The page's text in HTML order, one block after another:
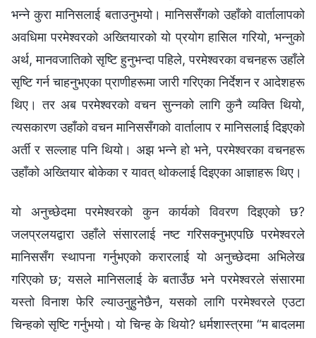
भन्‍ने कुरा मानिसलाई बताउनुभयो। मानिससँगको उहाँको वार्तालापको
अवधिमा परमेश्‍वरको अख्तियारको यो प्रयोग हासिल गरियो, भन्‍नुको
अर्थ, मानवजातिको सृष्टि हुनुभन्दा पहिले, परमेश्‍वरका वचनहरू उहाँले
सृष्टि गर्न चाहनुभएका प्राणीहरूमा जारी गरिएका निर्देशन र आदेशहरू
थिए। तर अब परमेश्‍वरको वचन सुन्‍नको लागि कुनै व्यक्ति थियो,
त्यसकारण उहाँको वचन मानिससँगको वार्तालाप र मानिसलाई दिइएको
अर्ती र सल्‍लाह पनि थियो। अझ भन्‍ने हो भने, परमेश्‍वरका वचनहरू
उहाँको अख्तियार बोकेका र यावत् थोकलाई दिइएका आज्ञाहरू थिए।
यो अनुच्‍छेदमा परमेश्‍वरको कुन कार्यको विवरण दिइएको छ?
जलप्रलयद्वारा उहाँले संसारलाई नष्ट गरिसक्‍नुभएपछि परमेश्‍वरले
मानिससँग स्थापना गर्नुभएको करारलाई यो अनुच्‍छेदमा अभिलेख
गरिएको छ; यसले मानिसलाई के बताउँछ भने परमेश्‍वरले संसारमा
यस्तो विनाश फेरि ल्याउनुहुनेछैन, यसको लागि परमेश्‍वरले एउटा
चिन्‍हको सृष्टि गर्नुभयो। यो चिन्‍ह के थियो? धर्मशास्‍त्रमा “म बादलमा